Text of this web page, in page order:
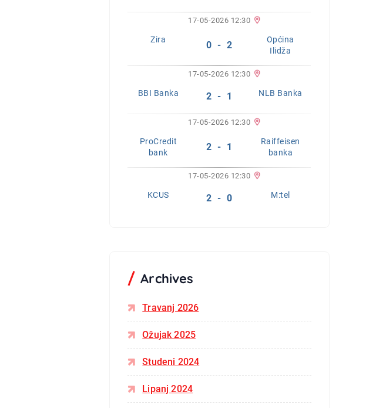
17-05-2026 12:30
Zira 0 - 2
Općina
Ilidža
17-05-2026 12:30
BBI Banka 2 - 1 NLB Banka
17-05-2026 12:30
ProCredit
bank
2 - 1
Raiffeisen
banka
17-05-2026 12:30
KCUS 2 - 0 M:tel
Archives
Travanj 2026
Ožujak 2025
Studeni 2024
Lipanj 2024